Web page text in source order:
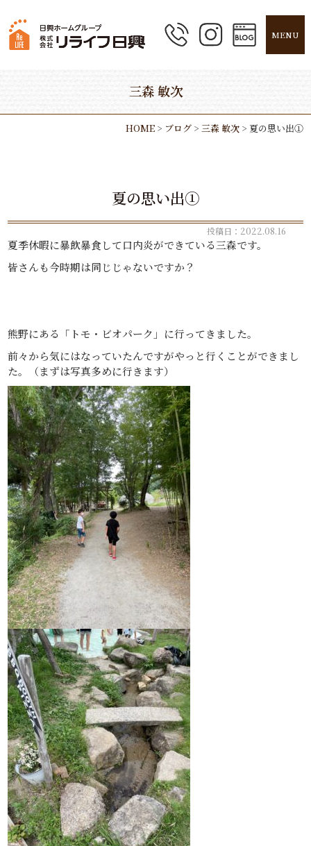
MENU
三森 敏次
HOME> ブログ> 三森 敏次> 夏の思い出①
夏の思い出①
投稿日：2022.08.16
夏季休暇に暴飲暴食して口内炎ができている三森です。
皆さんも今時期は同じじゃないですか？
熊野にある「トモ・ビオパーク」に行ってきました。
前々から気にはなっていたんですがやっと行くことができまし
た。（まずは写真多めに行きます）